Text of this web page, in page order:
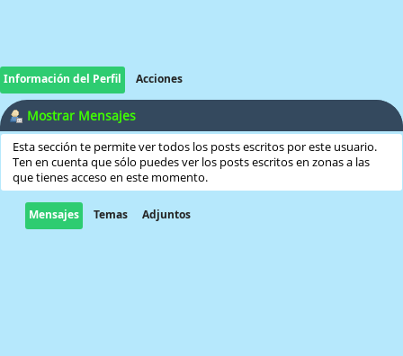
Información del Perfil Acciones
Mostrar Mensajes
Esta sección te permite ver todos los posts escritos por este usuario.
Ten en cuenta que sólo puedes ver los posts escritos en zonas a las
que tienes acceso en este momento.
Mensajes Temas Adjuntos